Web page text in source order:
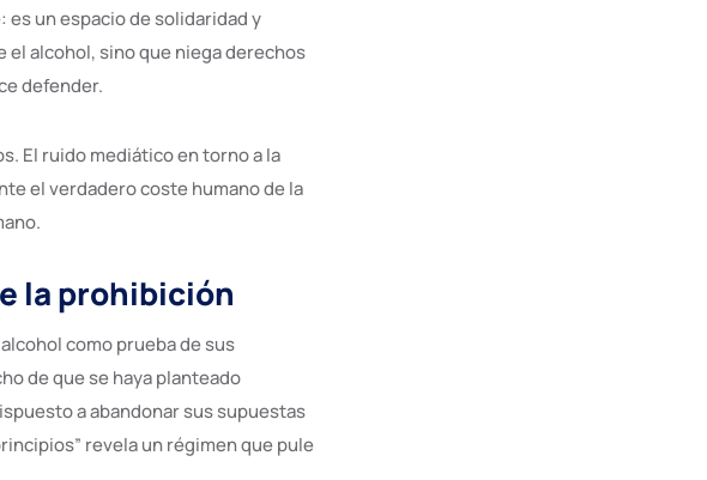
un espacio de solidaridad y
el alcohol, sino que niega derechos
defender.
El ruido mediático en torno a la
el verdadero coste humano de la
la prohibición
como prueba de sus
de que se haya planteado
a abandonar sus supuestas
revela un régimen que pule